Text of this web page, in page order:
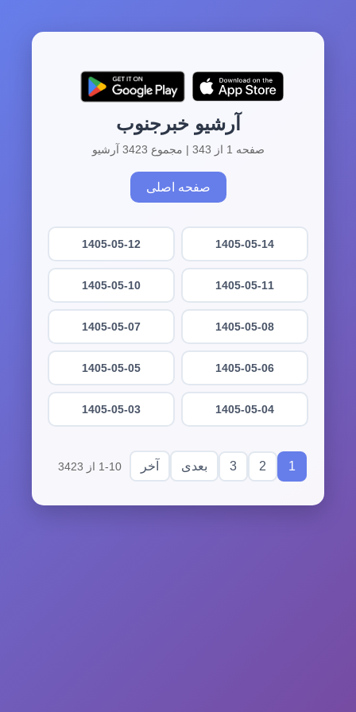
آرشیو خبرجنوب
صفحه 1 از 343 | مجموع 3423 آرشیو
صفحه اصلی
1405-05-14
1405-05-12
1405-05-11
1405-05-10
1405-05-08
1405-05-07
1405-05-06
1405-05-05
1405-05-04
1405-05-03
1
2
3 بعدی آخر 1-10 از 3423